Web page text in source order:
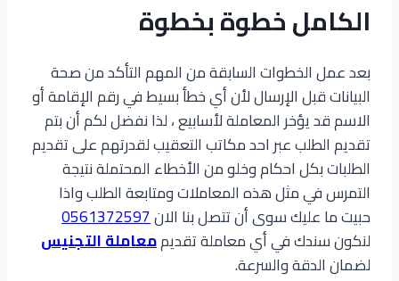
الكامل خطوة بخطوة
بعد عمل الخطوات السابقة من المهم التأكد من صحة
البيانات قبل الإرسال لأن أي خطأ بسيط في رقم الإقامة أو
الاسم قد يؤخر المعاملة لأسابيع ، لذا نفضل لكم أن بتم
تقديم الطلب عبر احد مكاتب التعقيب لقدرتهم على تقديم
الطلبات بكل احكام وخلو من الأخطاء المحتملة نتيجة
التمرس في مثل هذه المعاملات ومتابعة الطلب واذا
حبيت ما عليك سوى أن تتصل بنا الان0561372597
لنكون سندك في أي معاملة تقديممعاملة التجنيس
لضمان الدقة والسرعة.